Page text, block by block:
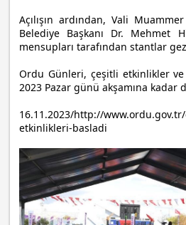
Açılışın ardından, Vali
Belediye Başkanı Dr. Mehmet
mensupları tarafından stantlar
Ordu Günleri, çeşitli etkinlikler ve
2023 Pazar günü akşamına kadar
16.11.2023/http://
etkinlikleri-basladi